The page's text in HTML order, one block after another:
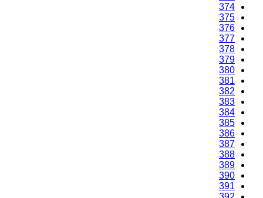
374
375
376
377
378
379
380
381
382
383
384
385
386
387
388
389
390
391